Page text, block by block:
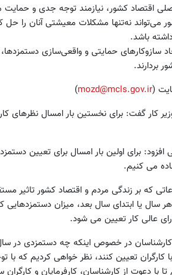
اصلی اقتصاد کشور، نیازمند توجه جدی و
می‌تواند نه‌تنها مشکلات معیشتی آنان را حل
باشد.
سازوکارهای حمایتی و واقعی‌سازی
بردارند.
(
mozd@mcls.gov.ir
)
کار گفت: برای نخستین بار امسال نظرهای
می کنیم.
که بر زندگی مردم و اقتصاد کشور تاثیر
سال یا ابتدای سال بعد، میزان
عالی کار تعیین می شود.
کارگران تعیین کنند، نظر خواهی کردیم که
با دعوت از کارشناسان، کارفرمایان و